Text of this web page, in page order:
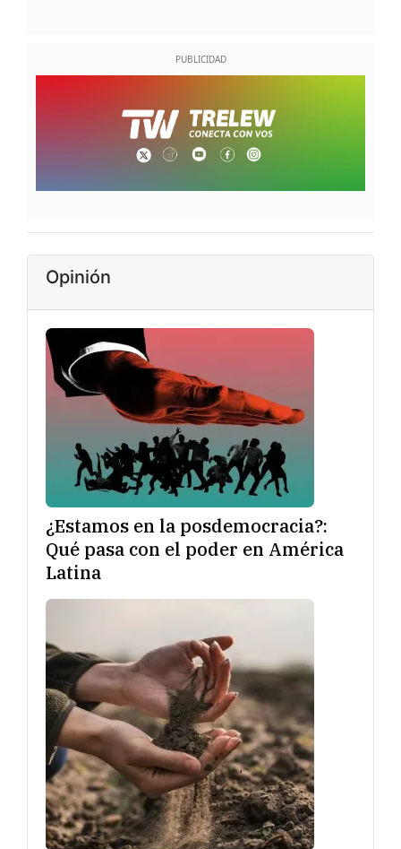
Opinión
¿Estamos en la posdemocracia?:
Qué pasa con el poder en América
Latina